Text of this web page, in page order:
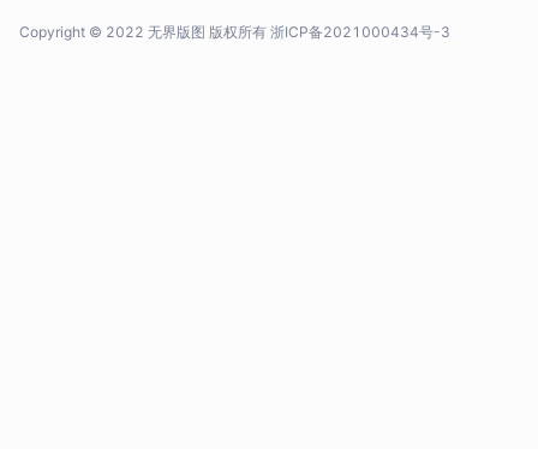
Copyright © 2022 无界版图 版权所有 浙ICP备2021000434号-3